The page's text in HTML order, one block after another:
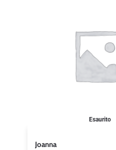
Esaurito
Joanna